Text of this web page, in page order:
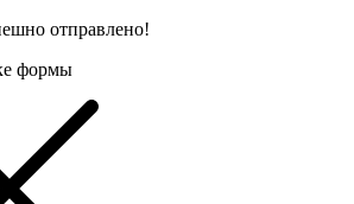
отправлено!
формы